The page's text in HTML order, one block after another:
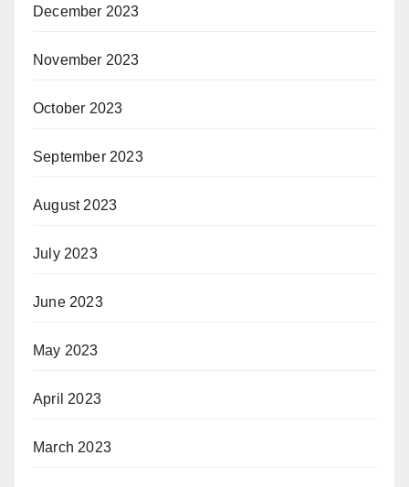
December 2023
November 2023
October 2023
September 2023
August 2023
July 2023
June 2023
May 2023
April 2023
March 2023